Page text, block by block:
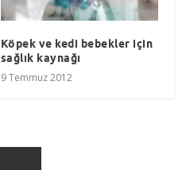
Köpek ve kedi bebekler için
sağlık kaynağı
9 Temmuz 2012